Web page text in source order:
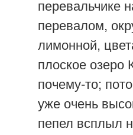
перевальчике
перевалом,
лимонной,
плоское озеро
почему-то;
уже очень
пепел всплыл